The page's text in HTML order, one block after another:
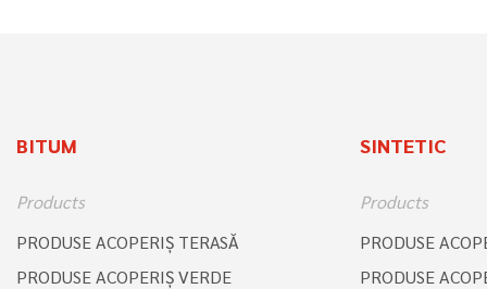
BITUM
Products
PRODUSE ACOPERIŞ TERASĂ
PRODUSE ACOPERIŞ VERDE
SINTETIC
Products
PRODUSE
PRODUSE